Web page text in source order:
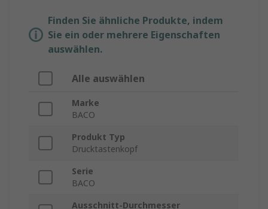
Finden Sie ähnliche Produkte, indem
Sie ein oder mehrere Eigenschaften
auswählen.
Alle auswählen
Marke
BACO
Produkt Typ
Drucktastenkopf
Serie
BACO
Ausschnitt-Durchmesser